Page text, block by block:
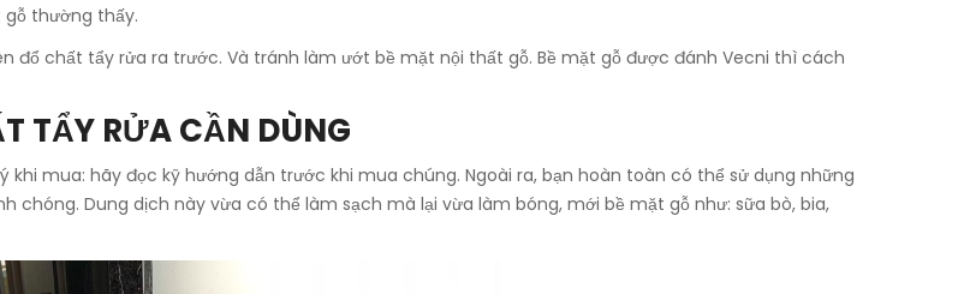
thường thấy.
đổ chất tẩy rửa ra trước. Và tránh làm ướt bề mặt nội thất gỗ. Bề mặt gỗ được đánh Vecni thì cách
TẨY RỬA CẦN DÙNG
mua: hãy đọc kỹ hướng dẫn trước khi mua chúng. Ngoài ra, bạn hoàn toàn có thể sử dụng những
chóng. Dung dịch này vừa có thể làm sạch mà lại vừa làm bóng, mới bề mặt gỗ như: sữa bò, bia,